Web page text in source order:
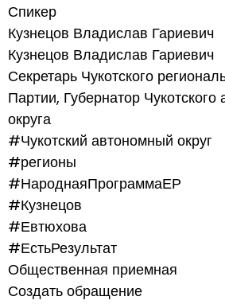
Спикер
Кузнецов Владислав Гариевич
Кузнецов Владислав Гариевич
Секретарь Чукотского
Партии, Губернатор Чукотского
округа
#Чукотский автономный округ
#регионы
#НароднаяПрограммаЕР
#Кузнецов
#Евтюхова
#ЕстьРезультат
Общественная приемная
Создать обращение